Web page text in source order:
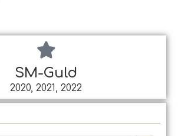
SM-Guld
2020, 2021, 2022